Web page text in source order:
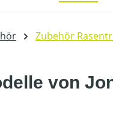
Zubehör
von